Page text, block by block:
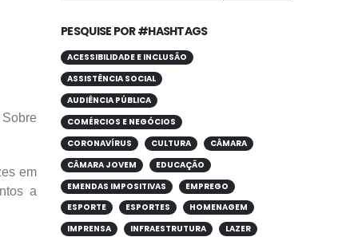
em
a
PESQUISE POR #HASHTAGS
ACESSIBILIDADE E INCLUSÃO
ASSISTÊNCIA SOCIAL
AUDIÊNCIA PÚBLICA
COMÉRCIOS E NEGÓCIOS
CORONAVÍRUS
CULTURA
CÂMARA
CÂMARA JOVEM
EDUCAÇÃO
EMENDAS IMPOSITIVAS
EMPREGO
ESPORTE
ESPORTES
HOMENAGEM
IMPRENSA
INFRAESTRUTURA
LAZER